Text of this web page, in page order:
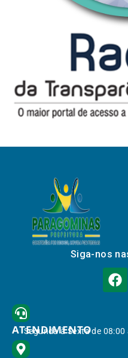
Siga-nos
ATENDIMENTO
Segunda à Sexta de